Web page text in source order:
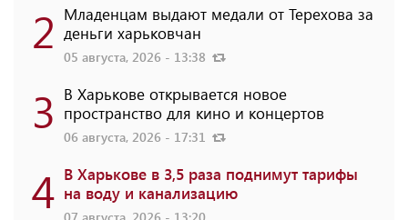
2 Младенцам выдают медали от Терехова за
деньги харьковчан
05 августа, 2026 - 13:38
3 В Харькове открывается новое
пространство для кино и концертов
06 августа, 2026 - 17:31
4 В Харькове в 3,5 раза поднимут тарифы
на воду и канализацию